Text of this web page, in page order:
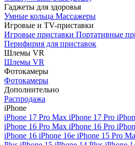
Гаджеты для здоровья
Умные кольца Массажеры
Игровые и TV-приставки
Игровые приставки Портативные
Перифирия для приставок
Шлемы VR
Шлемы VR
Фотокамеры
Фотокамеры
Дополнительно
Распродажа
iPhone
iPhone 17 Pro Max iPhone 17 Pro
iPhone 16 Pro Max iPhone 16 Pro
iPhone 16 iPhone 16e iPhone 15 Pro